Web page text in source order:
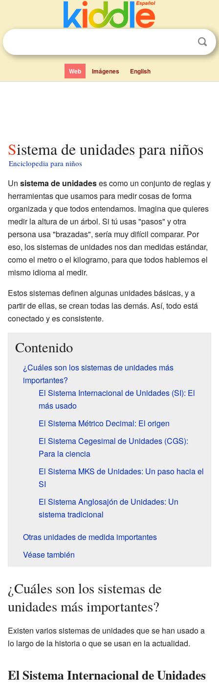
Web Imágenes English
Sistema de unidades para niños
Enciclopedia para niños
Un sistema de unidadeses como un conjunto de reglas y
herramientas que usamos para medir cosas de forma
organizada y que todos entendamos. Imagina que quieres
medir la altura de un árbol. Si tú usas "pasos" y otra
persona usa "brazadas", sería muy difícil comparar. Por
eso, los sistemas de unidades nos dan medidas estándar,
como el metro o el kilogramo, para que todos hablemos el
mismo idioma al medir.
Estos sistemas definen algunas unidades básicas, y a
partir de ellas, se crean todas las demás. Así, todo está
conectado y es consistente.
Contenido
¿Cuáles son los sistemas de unidades más
importantes?
El Sistema Internacional de Unidades (SI): El
más usado
El Sistema Métrico Decimal: El origen
El Sistema Cegesimal de Unidades (CGS):
Para la ciencia
El Sistema MKS de Unidades: Un paso hacia el
SI
El Sistema Anglosajón de Unidades: Un
sistema tradicional
Otras unidades de medida importantes
Véase también
¿Cuáles son los sistemas de
unidades más importantes?
Existen varios sistemas de unidades que se han usado a
lo largo de la historia o que se usan en la actualidad.
El Sistema Internacional de Unidades